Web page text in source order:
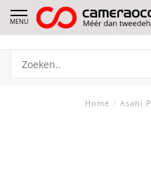
MENU
Home / Asahi